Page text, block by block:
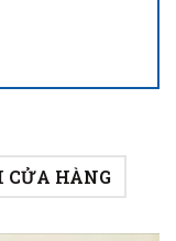
CỬA HÀNG